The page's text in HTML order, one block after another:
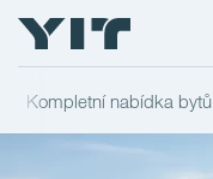
Kompletní nabídka bytů